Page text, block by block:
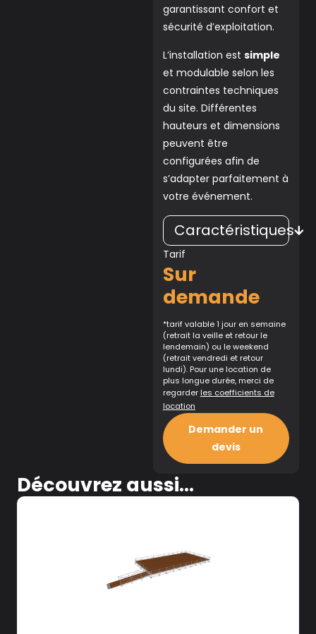
garantissant confort et
sécurité d’exploitation.
L’installation est simple
et modulable selon les
contraintes techniques
du site. Différentes
hauteurs et dimensions
peuvent être
configurées afin de
s’adapter parfaitement à
votre événement.
Caractéristiques
Tarif
Sur
demande
*tarif valable 1 jour en semaine
(retrait la veille et retour le
lendemain) ou le weekend
(retrait vendredi et retour
lundi). Pour une location de
plus longue durée, merci de
regarder les coefficients de
location
Demander un
devis
Découvrez aussi...